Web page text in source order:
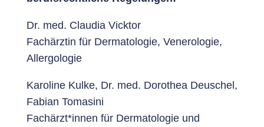
Dr. med. Claudia Vicktor
Fachärztin für Dermatologie, Venerologie,
Allergologie
Karoline Kulke, Dr. med. Dorothea Deuschel,
Fabian Tomasini
Fachärzt*innen für Dermatologie und